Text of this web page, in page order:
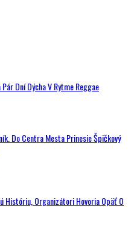
Dní Dýcha V Rytme Reggae
Do Centra Mesta Prinesie Špičkový
Históriu, Organizátori Hovoria Opäť O